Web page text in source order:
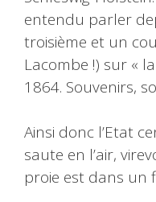
entendu parler
troisième et un
Lacombe !) sur «
1864. Souvenirs,
Ainsi donc l’Etat
saute en l’air,
proie est dans un